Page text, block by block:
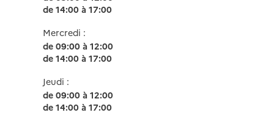
de 14:00 à 17:00
Mercredi :
de 09:00 à 12:00
de 14:00 à 17:00
Jeudi :
de 09:00 à 12:00
de 14:00 à 17:00